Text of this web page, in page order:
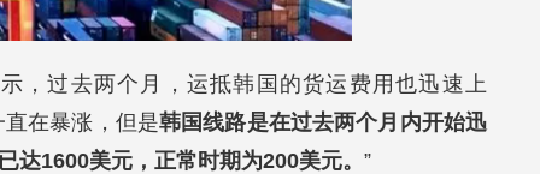
，过去两个月，运抵韩国的货运费用也迅速上
在暴涨，但是韩国线路是在过去两个月内开始迅
达1600美元，正常时期为200美元。 ”